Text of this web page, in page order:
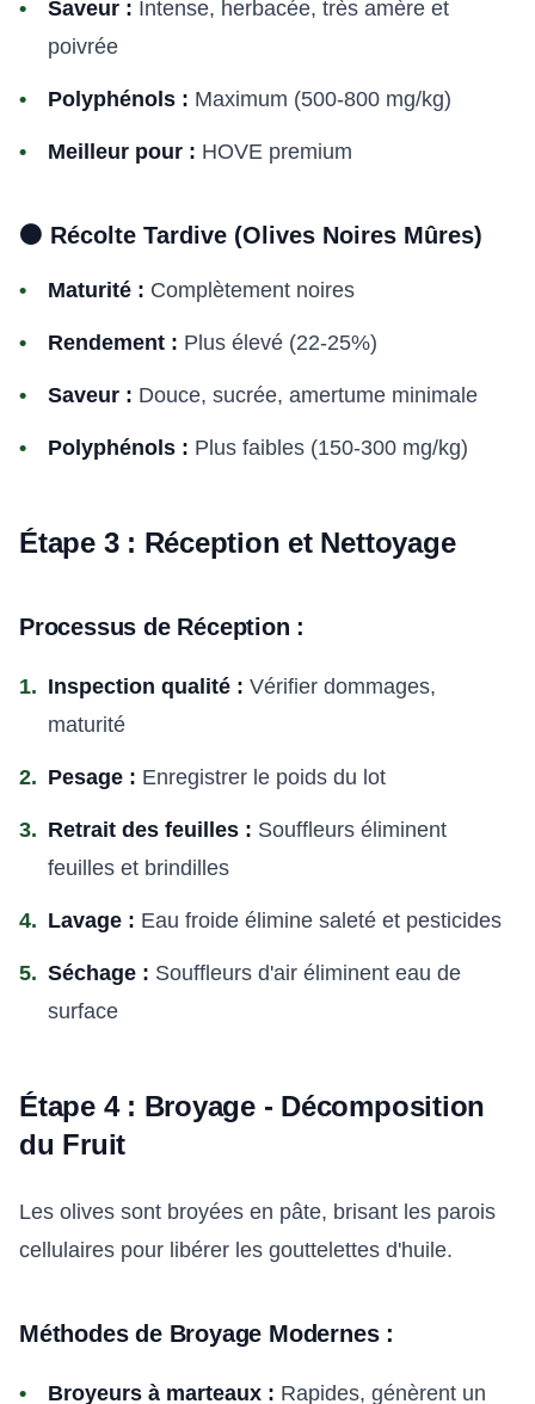
Saveur : Intense, herbacée, très amère et
poivrée
Polyphénols : Maximum (500-800 mg/kg)
Meilleur pour : HOVE premium
⚫ Récolte Tardive (Olives Noires Mûres)
Maturité : Complètement noires
Rendement : Plus élevé (22-25%)
Saveur : Douce, sucrée, amertume minimale
Polyphénols : Plus faibles (150-300 mg/kg)
Étape 3 : Réception et Nettoyage
Processus de Réception :
Inspection qualité : Vérifier dommages,
maturité
Pesage : Enregistrer le poids du lot
Retrait des feuilles : Souffleurs éliminent
feuilles et brindilles
Lavage : Eau froide élimine saleté et pesticides
Séchage : Souffleurs d'air éliminent eau de
surface
Étape 4 : Broyage - Décomposition
du Fruit
Les olives sont broyées en pâte, brisant les parois
cellulaires pour libérer les gouttelettes d'huile.
Méthodes de Broyage Modernes :
Broyeurs à marteaux : Rapides, génèrent un